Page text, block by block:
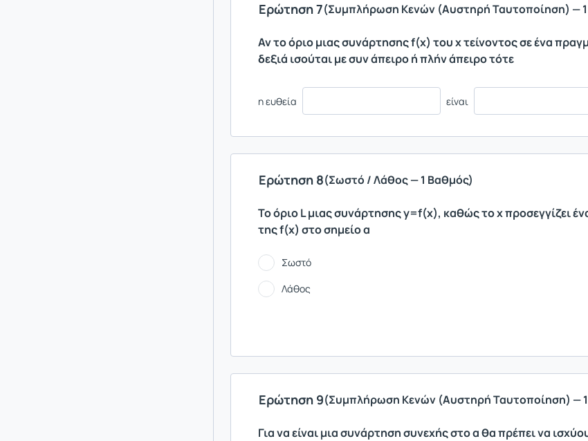
Ερώτηση 7(Συμπλήρωση Κενών (Αυστηρή Ταυτοποίηση) —
Αν το όριο μιας συνάρτησης f(x) του x τείνοντος σε ένα
δεξιά ισούται με συν άπειρο ή πλήν άπειρο τότε
η ευθεία είναι
Ερώτηση 8(Σωστό / Λάθος — 1 Βαθμός)
Το όριο L μιας συνάρτησης y=f(x), καθώς το x προσεγγίζει
της f(x) στο σημείο α
Σωστό
Λάθος
Ερώτηση 9(Συμπλήρωση Κενών (Αυστηρή Ταυτοποίηση) —
Για να είναι μια συνάρτηση συνεχής στο α θα πρέπει να